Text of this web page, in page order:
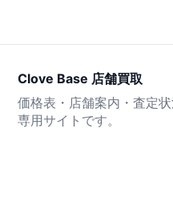
Clove Base 店舗買取
価格表・店舗案内・査定
専用サイトです。